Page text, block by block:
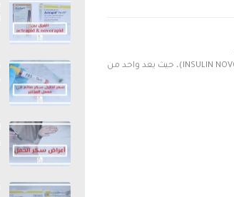
ننشر لكم سعر أنسولين نوفورابيد NOVORAPID في مصر (INSULIN NOVORAPID 100U/ML)، حيث يعد واحد من